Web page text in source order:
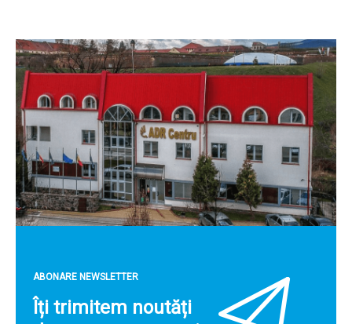
ABONARE NEWSLETTER
Îți trimitem noutăți